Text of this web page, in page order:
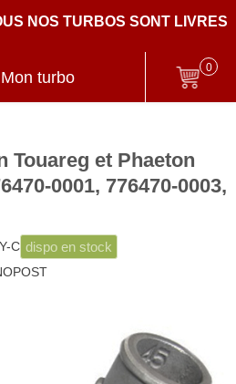
NOS TURBOS SONT LIVRES
Mon turbo
0
Touareg et Phaeton
0001, 776470-0003,
C dispo en stock